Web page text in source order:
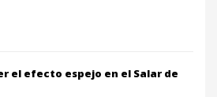
el efecto espejo en el Salar de